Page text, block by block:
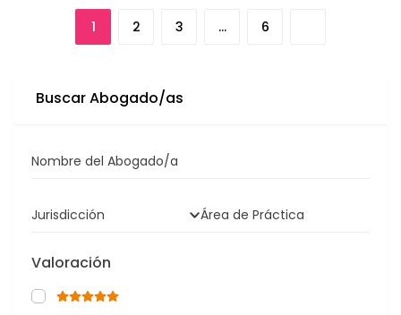
1 2 3 … 6
Buscar Abogado/as
Nombre del Abogado/a
Jurisdicción Área de Práctica
Valoración